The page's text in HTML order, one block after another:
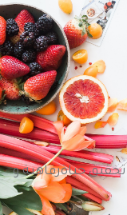
حياةرفاهية و